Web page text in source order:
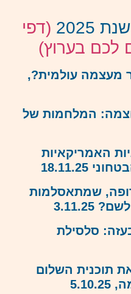
(דפי
לכם בערוץ)
מעצמה עולמית?,
המלחמות של
האמריקאיות
באירופה, שמתאסלמות
סלסילת
תוכנית השלום